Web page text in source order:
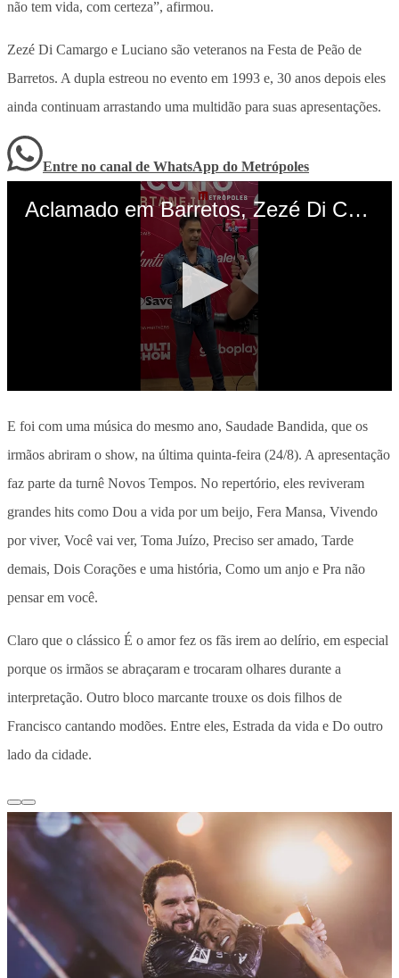
não tem vida, com certeza”, afirmou.
Zezé Di Camargo e Luciano são veteranos na Festa de Peão de
Barretos. A dupla estreou no evento em 1993 e, 30 anos depois eles
ainda continuam arrastando uma multidão para suas apresentações.
Entre no canal de WhatsApp do Metrópoles
E foi com uma música do mesmo ano, Saudade Bandida, que os
irmãos abriram o show, na última quinta-feira (24/8). A apresentação
faz parte da turnê Novos Tempos. No repertório, eles reviveram
grandes hits como Dou a vida por um beijo, Fera Mansa, Vivendo
por viver, Você vai ver, Toma Juízo, Preciso ser amado, Tarde
demais, Dois Corações e uma história, Como um anjo e Pra não
pensar em você.
Claro que o clássico É o amor fez os fãs irem ao delírio, em especial
porque os irmãos se abraçaram e trocaram olhares durante a
interpretação. Outro bloco marcante trouxe os dois filhos de
Francisco cantando modões. Entre eles, Estrada da vida e Do outro
lado da cidade.